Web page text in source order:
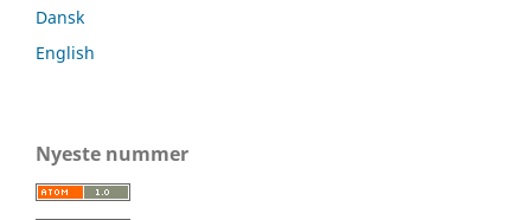
Dansk
English
Nyeste nummer